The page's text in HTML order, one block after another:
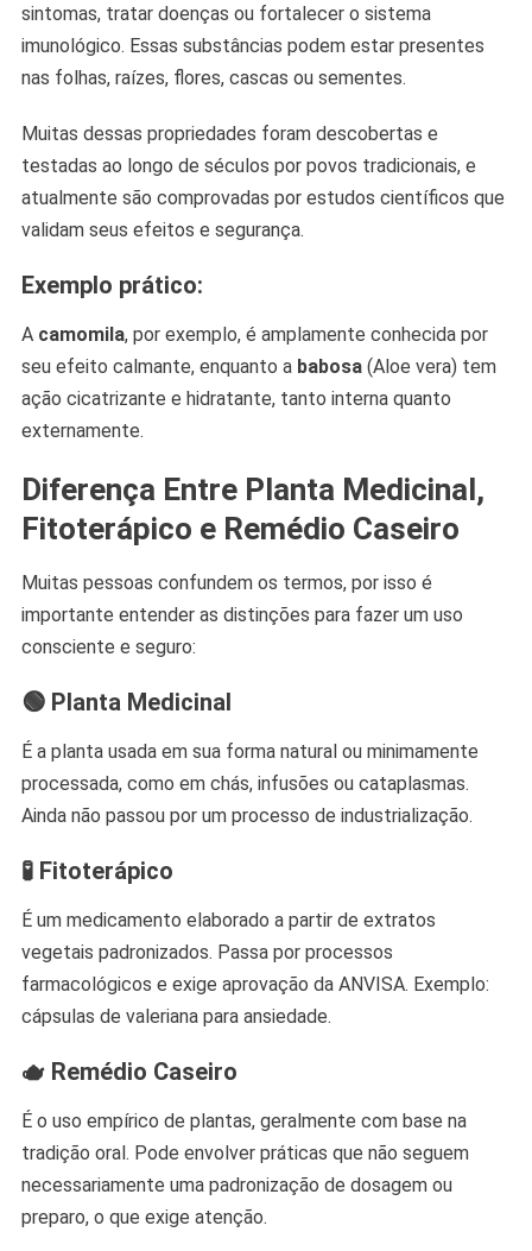
sintomas, tratar doenças ou fortalecer o sistema
imunológico. Essas substâncias podem estar presentes
nas folhas, raízes, flores, cascas ou sementes.
Muitas dessas propriedades foram descobertas e
testadas ao longo de séculos por povos tradicionais, e
atualmente são comprovadas por estudos científicos que
validam seus efeitos e segurança.
Exemplo prático:
A camomila, por exemplo, é amplamente conhecida por
seu efeito calmante, enquanto a babosa(Aloe vera) tem
ação cicatrizante e hidratante, tanto interna quanto
externamente.
Diferença Entre Planta Medicinal,
Fitoterápico e Remédio Caseiro
Muitas pessoas confundem os termos, por isso é
importante entender as distinções para fazer um uso
consciente e seguro:
🟢 Planta Medicinal
É a planta usada em sua forma natural ou minimamente
processada, como em chás, infusões ou cataplasmas.
Ainda não passou por um processo de industrialização.
🧪 Fitoterápico
É um medicamento elaborado a partir de extratos
vegetais padronizados. Passa por processos
farmacológicos e exige aprovação da ANVISA. Exemplo:
cápsulas de valeriana para ansiedade.
🫖 Remédio Caseiro
É o uso empírico de plantas, geralmente com base na
tradição oral. Pode envolver práticas que não seguem
necessariamente uma padronização de dosagem ou
preparo, o que exige atenção.